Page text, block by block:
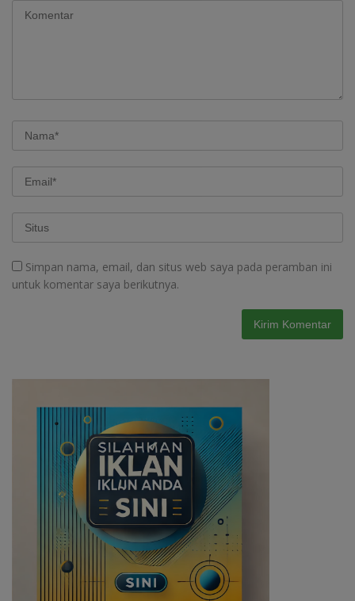
Simpan nama, email, dan situs web saya pada peramban ini
untuk komentar saya berikutnya.